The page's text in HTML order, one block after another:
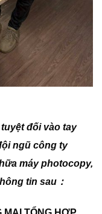
đối vào tay
ngũ công ty
máy photocopy,
tin sau：